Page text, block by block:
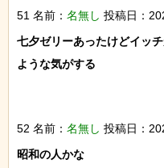
51 名前： 名無し 投稿日：
七夕ゼリーあったけどイッ
ような気がする
52 名前： 名無し 投稿日：
昭和の人かな